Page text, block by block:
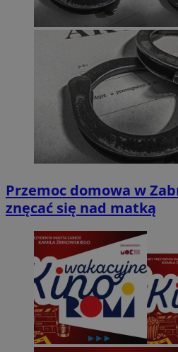
Przemoc domowa w
znęcać się nad matką